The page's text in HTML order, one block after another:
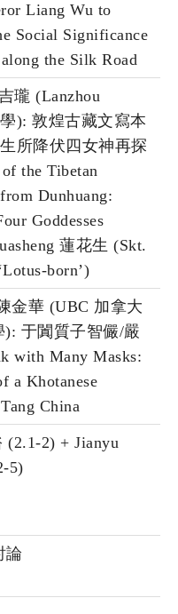
Liang Wu to
Social Significance
the Silk Road
瓏 (Lanzhou
): 敦煌古藏文寫本
所降伏四女神再探
the Tibetan
Dunhuang:
Goddesses
蓮花生 (Skt.
born’)
金華 (UBC 加拿大
于闐質子智儼/嚴
with Many Masks:
a Khotanese
China
(2.1-2) + Jianyu
5)
論